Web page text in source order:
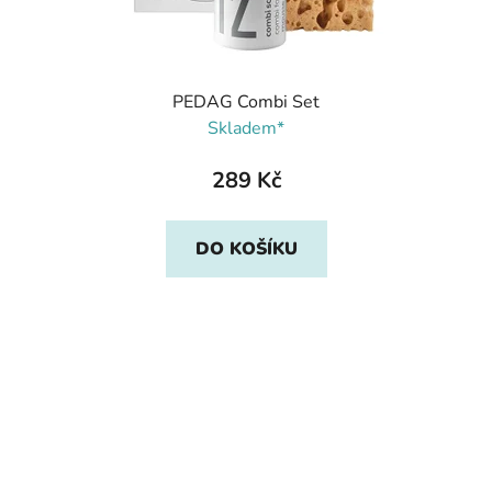
PEDAG Combi Set
Skladem*
289 Kč
DO KOŠÍKU